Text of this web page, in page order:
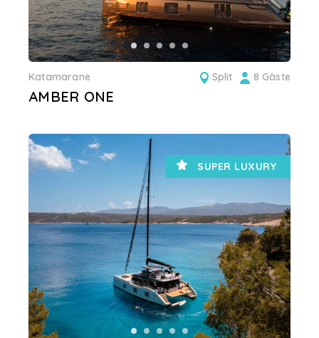
Katamarane 8 Gäste
Split
AMBER ONE
SUPER LUXURY